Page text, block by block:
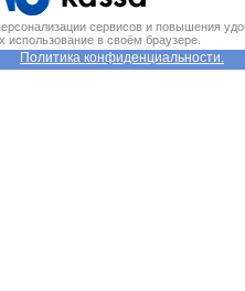
сервисов и повышения
использование в своём браузере.
Политика конфиденциальности.